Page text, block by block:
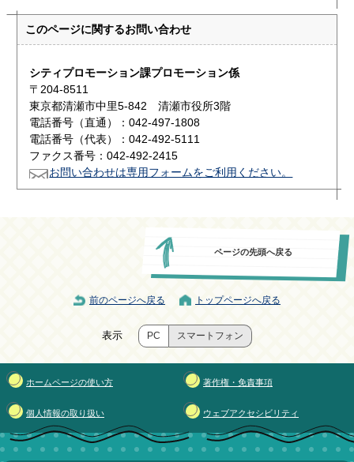
このページに関するお問い合わせ
シティプロモーション課プロモーション係
〒204-8511
東京都清瀬市中里5-842 清瀬市役所3階
電話番号（直通）：042-497-1808
電話番号（代表）：042-492-5111
ファクス番号：042-492-2415
お問い合わせは専用フォームをご利用ください。
ページの先頭へ戻る
前のページへ戻る トップページへ戻る
表示 PC スマートフォン
ホームページの使い方 著作権・免責事項
個人情報の取り扱い ウェブアクセシビリティ